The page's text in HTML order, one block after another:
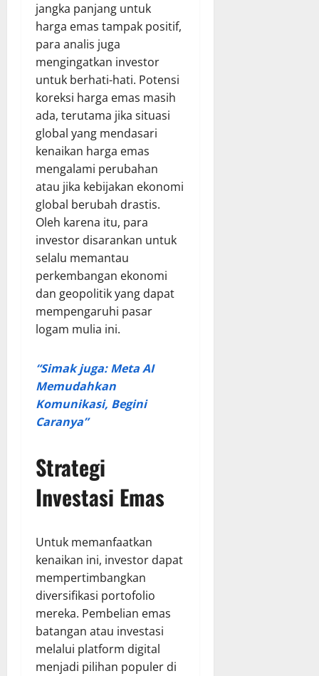
jangka panjang untuk
harga emas tampak positif,
para analis juga
mengingatkan investor
untuk berhati-hati. Potensi
koreksi harga emas masih
ada, terutama jika situasi
global yang mendasari
kenaikan harga emas
mengalami perubahan
atau jika kebijakan ekonomi
global berubah drastis.
Oleh karena itu, para
investor disarankan untuk
selalu memantau
perkembangan ekonomi
dan geopolitik yang dapat
mempengaruhi pasar
logam mulia ini.
“Simak juga: Meta AI
Memudahkan
Komunikasi, Begini
Caranya”
Strategi
Investasi Emas
Untuk memanfaatkan
kenaikan ini, investor dapat
mempertimbangkan
diversifikasi portofolio
mereka. Pembelian emas
batangan atau investasi
melalui platform digital
menjadi pilihan populer di